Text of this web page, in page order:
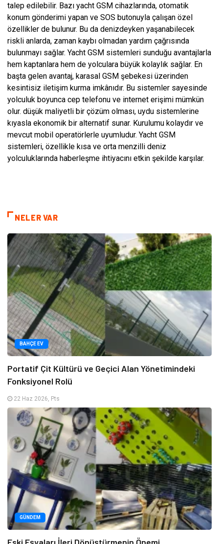
talep edilebilir. Bazı yacht GSM cihazlarında, otomatik
konum gönderimi yapan ve SOS butonuyla çalışan özel
özellikler de bulunur. Bu da denizdeyken yaşanabilecek
riskli anlarda, zaman kaybı olmadan yardım çağrısında
bulunmayı sağlar. Yacht GSM sistemleri sunduğu avantajlarla
hem kaptanlara hem de yolculara büyük kolaylık sağlar. En
başta gelen avantaj, karasal GSM şebekesi üzerinden
kesintisiz iletişim kurma imkânıdır. Bu sistemler sayesinde
yolculuk boyunca cep telefonu ve internet erişimi mümkün
olur. düşük maliyetli bir çözüm olması, uydu sistemlerine
kıyasla ekonomik bir alternatif sunar. Kurulumu kolaydır ve
mevcut mobil operatörlerle uyumludur. Yacht GSM
sistemleri, özellikle kısa ve orta menzilli deniz
yolculuklarında haberleşme ihtiyacını etkin şekilde karşılar.
NELER VAR
BAHÇE EV
Portatif Çit Kültürü ve Geçici Alan Yönetimindeki
Fonksiyonel Rolü
22 Haz 2026, Pts
GÜNDEM